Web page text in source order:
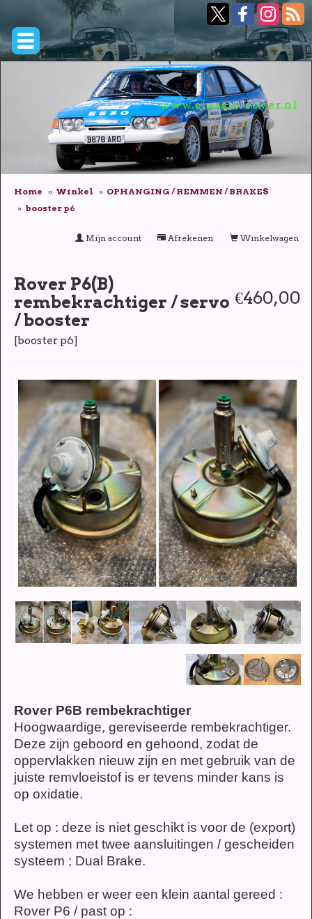
www.classic-rover.nl
Home Winkel
OPHANGING / REMMEN / BRAKES
booster p6
Winkelwagen
Afrekenen
Mijn account
€460,00
Rover P6(B)
rembekrachtiger / servo
/ booster
[booster p6]
Rover P6B rembekrachtiger
Hoogwaardige, gereviseerde rembekrachtiger.
Deze zijn geboord en gehoond, zodat de
oppervlakken nieuw zijn en met gebruik van de
juiste remvloeistof is er tevens minder kans is
op oxidatie.
Let op : deze is niet geschikt is voor de (export)
systemen met twee aansluitingen / gescheiden
systeem ; Dual Brake.
We hebben er weer een klein aantal gereed :
Rover P6 / past op :